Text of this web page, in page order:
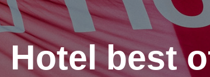
Hotel best